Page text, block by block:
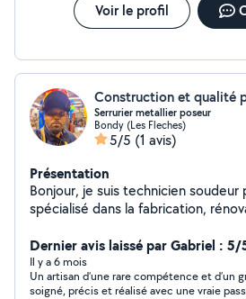
Voir le profil
Construction et qualité
Serrurier metallier poseur
Bondy (Les Fleches)
5/5 (1 avis)
Présentation
Bonjour, je suis technicien soudeur
spécialisé dans la fabrication,
bâtiment ou équipements industriels. Réparation
changement de serrure. Bardage et charpente
métallique. Motorisation et
Dernier avis laissé par Gabriel : 5/
Il y a 6 mois
Un artisan d’une rare compétence et d’un
soigné, précis et réalisé avec une vraie